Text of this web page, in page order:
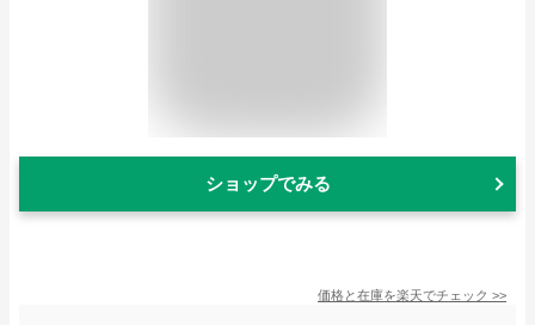
ショップでみる
価格と在庫を楽天でチェック >>